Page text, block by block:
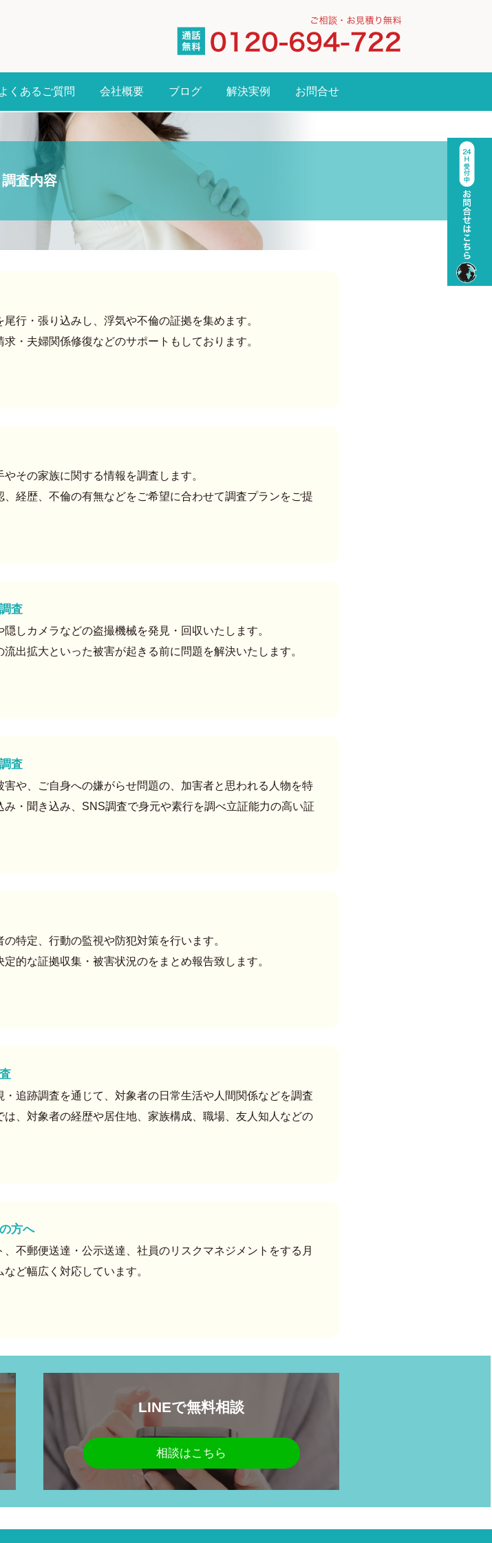
よくあるご質問 会社概要 ブログ 解決実例 お問合せ
調査内容
行・張り込みし、浮気や不倫の証拠を集めます。
・夫婦関係修復などのサポートもしております。
その家族に関する情報を調査します。
、経歴、不倫の有無などをご希望に合わせて調査プランをご提
査
しカメラなどの盗撮機械を発見・回収いたします。
出拡大といった被害が起きる前に問題を解決いたします。
査
害や、ご自身への嫌がらせ問題の、加害者と思われる人物を特
み・聞き込み、SNS調査で身元や素行を調べ立証能力の高い証
特定、行動の監視や防犯対策を行います。
的な証拠収集・被害状況のをまとめ報告致します。
・追跡調査を通じて、対象者の日常生活や人間関係などを調査
は、対象者の経歴や居住地、家族構成、職場、友人知人などの
方へ
、不郵便送達・公示送達、社員のリスクマネジメントをする月
ど幅広く対応しています。
LINEで無料相談
相談はこちら